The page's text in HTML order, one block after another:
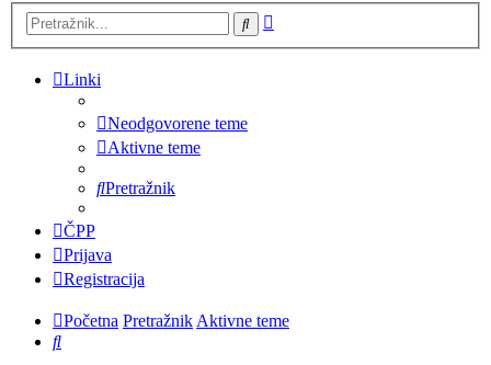
Pretražnik
Linki
Neodgovorene teme
Aktivne teme
Pretražnik
ČPP
Prijava
Registracija
Početna PretražnikAktivne teme
Pretražnik